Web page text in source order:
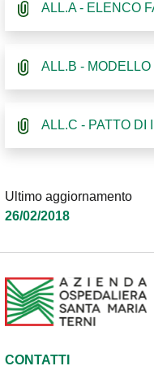
ALL.A - ELENCO
ALL.B -
ALL.C - PATTO DI
Ultimo aggiornamento
26/02/2018
CONTATTI